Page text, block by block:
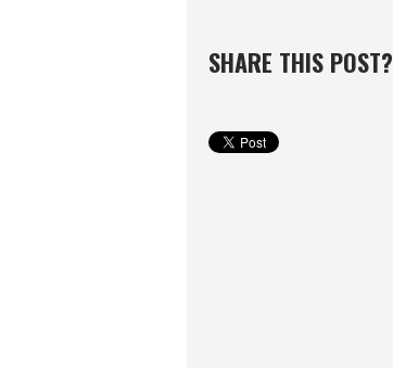
SHARE THIS POST?